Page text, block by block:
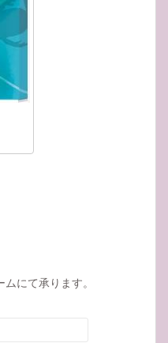
にて承ります。